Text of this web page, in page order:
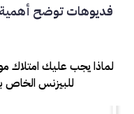
فديوهات توضح أهمية
لماذا يجب عليك امتلاك
للبيزنس